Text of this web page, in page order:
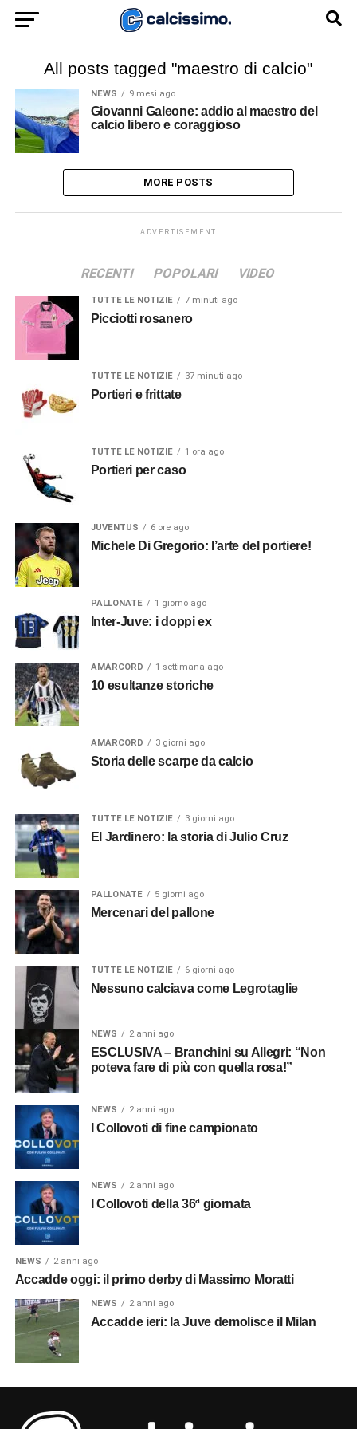
All posts tagged "maestro di calcio"
NEWS 9 mesi ago
Giovanni Galeone: addio al maestro del
calcio libero e coraggioso
MORE POSTS
ADVERTISEMENT
RECENTI POPOLARI VIDEO
TUTTE LE NOTIZIE 7 minuti ago
Picciotti rosanero
TUTTE LE NOTIZIE 37 minuti ago
Portieri e frittate
TUTTE LE NOTIZIE 1 ora ago
Portieri per caso
JUVENTUS 6 ore ago
Michele Di Gregorio: l’arte del portiere!
PALLONATE 1 giorno ago
Inter-Juve: i doppi ex
AMARCORD 1 settimana ago
10 esultanze storiche
AMARCORD 3 giorni ago
Storia delle scarpe da calcio
TUTTE LE NOTIZIE 3 giorni ago
El Jardinero: la storia di Julio Cruz
PALLONATE 5 giorni ago
Mercenari del pallone
TUTTE LE NOTIZIE 6 giorni ago
Nessuno calciava come Legrotaglie
NEWS 2 anni ago
ESCLUSIVA – Branchini su Allegri: “Non
poteva fare di più con quella rosa!”
NEWS 2 anni ago
I Collovoti di fine campionato
NEWS 2 anni ago
I Collovoti della 36ª giornata
NEWS 2 anni ago
Accadde oggi: il primo derby di Massimo Moratti
NEWS 2 anni ago
Accadde ieri: la Juve demolisce il Milan